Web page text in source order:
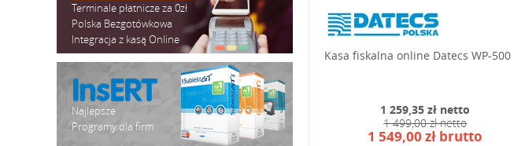
Kasa fiskalna online Datecs WP-500
1 259,35 zł netto
1 499,00 zł netto
1 549,00 zł brutto
Terminale płatnicze za 0zł
Polska Bezgotówkowa
Integracja z kasą Online
Najlepsze
Programy dla firm